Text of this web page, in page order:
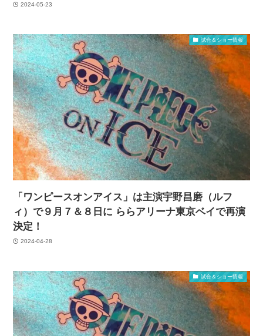
2024-05-23
試合＆ショー情報
「ワンピースオンアイス」は主演宇野昌磨（ルフ
ィ）で９月７＆８日に ららアリーナ東京ベイで再演
決定！
2024-04-28
試合＆ショー情報